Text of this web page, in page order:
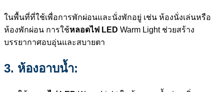
ในพื้นที่ที่ใช้เพื่อการพักผ่อนและนั่งพักอยู่ เช่น ห้องนั่งเล่นหรือ
ห้องพักผ่อน การใช้หลอดไฟ LED Warm Light ช่วยสร้าง
บรรยากาศอบอุ่นและสบายตา
3. ห้องอาบน้ำ: